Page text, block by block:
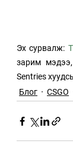
Эх сурвалж:
зарим
Sentries
Блог
CSGO